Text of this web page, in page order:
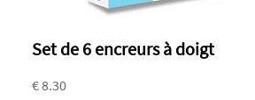
Set de 6 encreurs à doigt
€ 8.30